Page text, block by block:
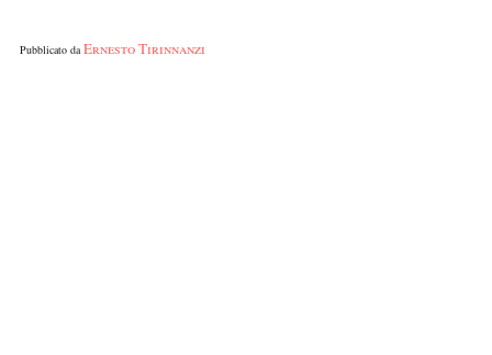
Pubblicato daErnesto Tirinnanzi